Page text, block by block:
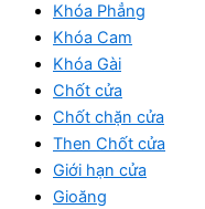
Khóa Phẳng
Khóa Cam
Khóa Gài
Chốt cửa
Chốt chặn cửa
Then Chốt cửa
Giới hạn cửa
Gioăng